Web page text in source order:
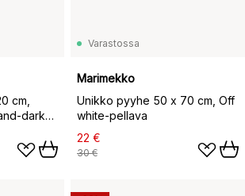
cm,
dark
Varastossa
Marimekko
Unikko pyyhe 50 x 70 cm, Off
white-pellava
22 €
30 €